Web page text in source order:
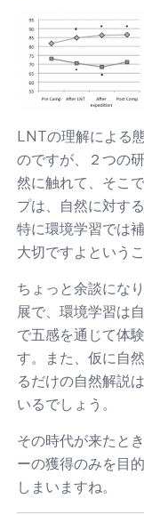
LNTの理解による
のですが、２つの
然に触れて、そこ
プは、自然に対す
特に環境学習では
大切ですよというこ
ちょっと余談にな
展で、環境学習は
で五感を通じて体
す。また、仮に自
るだけの自然解説
いるでしょう。
その時代が来たと
ーの獲得のみを目
しまいますね。